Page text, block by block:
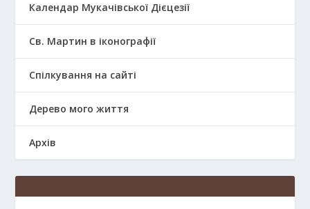
Календар Мукачівської Дієцезії
Св. Мартин в іконографії
Спілкування на сайті
Дерево мого життя
Архів